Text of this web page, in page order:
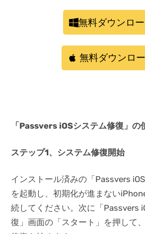
無料ダウンロ
無料ダウンロ
「Passvers iOSシステム修復」の
ステップ1、システム修復開始
インストール済みの「Passvers
を起動し、初期化が進まない
続してください。次に「Passvers
復」画面の「スタート」を押して